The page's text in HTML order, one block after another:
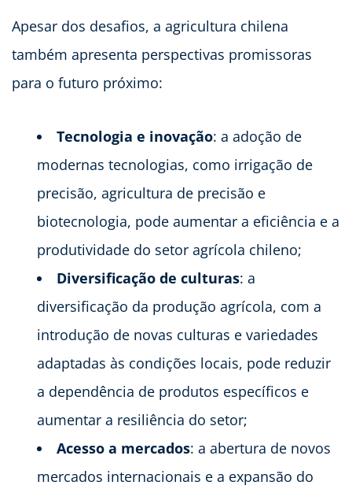
Apesar dos desafios, a agricultura chilena
também apresenta perspectivas promissoras
para o futuro próximo:
Tecnologia e inovação: a adoção de
modernas tecnologias, como irrigação de
precisão, agricultura de precisão e
biotecnologia, pode aumentar a eficiência e a
produtividade do setor agrícola chileno;
Diversificação de culturas: a
diversificação da produção agrícola, com a
introdução de novas culturas e variedades
adaptadas às condições locais, pode reduzir
a dependência de produtos específicos e
aumentar a resiliência do setor;
Acesso a mercados: a abertura de novos
mercados internacionais e a expansão do